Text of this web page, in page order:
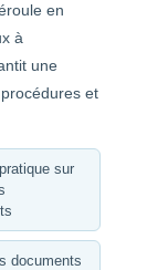
en
à
une
et
sur
documents